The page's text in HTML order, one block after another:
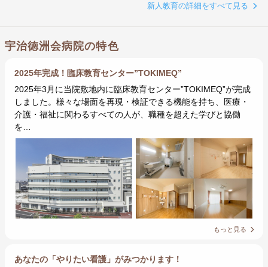
新人教育の詳細をすべて見る
宇治徳洲会病院の特色
2025年完成！臨床教育センター”TOKIMEQ”
2025年3月に当院敷地内に臨床教育センター”TOKIMEQ”が完成
しました。様々な場面を再現・検証できる機能を持ち、医療・
介護・福祉に関わるすべての人が、職種を超えた学びと協働
を…
もっと見る
あなたの「やりたい看護」がみつかります！